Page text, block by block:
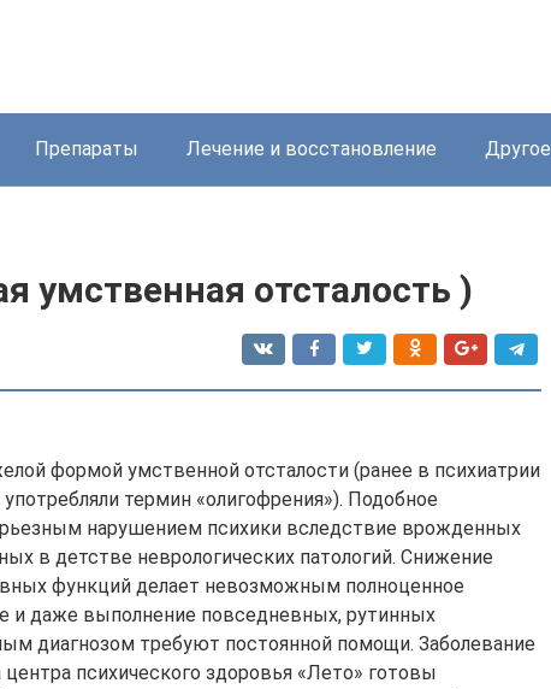
Препараты Лечение и восстановление Другое
умственная отсталость )
формой умственной отсталости (ранее в психиатрии
термин «олигофрения»). Подобное
нарушением психики вследствие врожденных
в детстве неврологических патологий. Снижение
функций делает невозможным полноценное
и даже выполнение повседневных, рутинных
диагнозом требуют постоянной помощи. Заболевание
психического здоровья «Лето» готовы